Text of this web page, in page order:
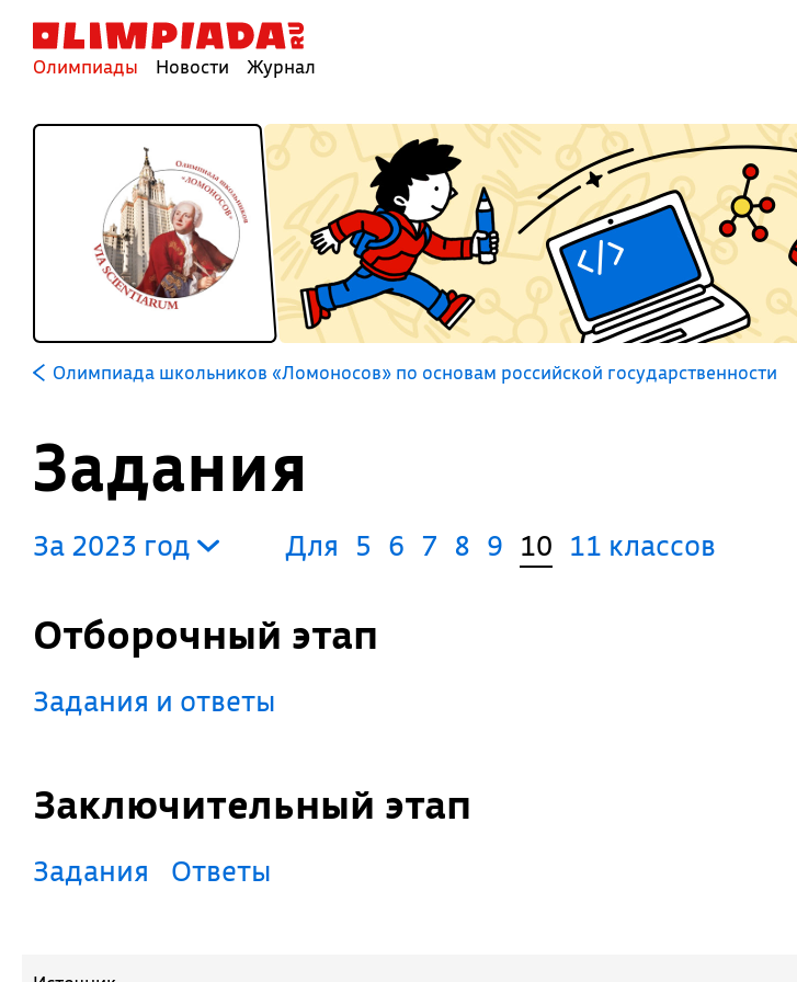
Олимпиады Новости Журнал
Олимпиада школьников «Ломоносов» по основам российской государственности
Задания
За 2023 год Для 5 6 7 8 9 10 11 классов
Отборочный этап
Задания и ответы
Заключительный этап
Задания Ответы